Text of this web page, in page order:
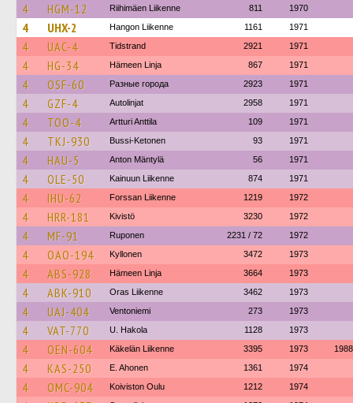
4 HGM-12 Riihimäen Liikenne 811 1970
4 UHX-2 Hangon Liikenne 1161 1971
4 UAC-4 Tidstrand 2921 1971
4 HG-34 Hämeen Linja 867 1971
4 OSF-60 Разные города 2923 1971
4 GZF-4 Autolinjat 2958 1971
4 TOO-4 Artturi Anttila 109 1971
4 TKJ-930 Bussi-Ketonen 93 1971
4 HAU-5 Anton Mäntylä 56 1971
4 OLE-50 Kainuun Liikenne 874 1971
4 IHU-62 Forssan Liikenne 1219 1972
4 HRR-181 Kivistö 3230 1972
4 MF-91 Ruponen 2231 / 72 1972
4 OAO-194 Kyllonen 3472 1973
4 ABS-928 Hämeen Linja 3664 1973
4 ABK-910 Oras Liikenne 3462 1973
4 UAJ-404 Ventoniemi 273 1973
4 VAT-770 U. Hakola 1128 1973
4 OEN-604 Käkelän Liikenne 3395 1973 1988
4 KAS-250 E. Ahonen 1361 1974
4 OMC-904 Koiviston Oulu 1212 1974